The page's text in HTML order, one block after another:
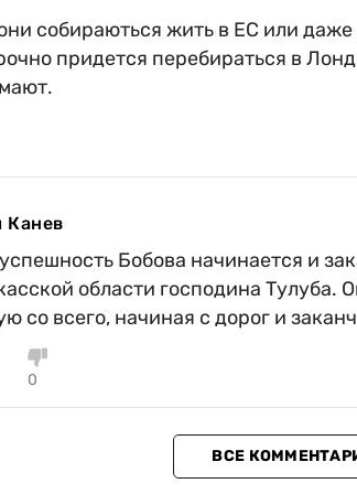
собираються жить в ЕС или
придется перебираться в
Канев
Бобова начинается и
области господина Тулуба.
со всего, начиная с дорог и
0
ВСЕ